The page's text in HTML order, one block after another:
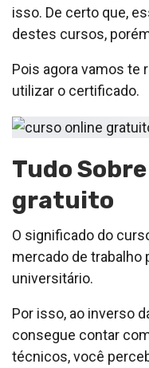
isso. De certo que,
destes cursos,
Pois agora vamos te
utilizar o certificado.
Tudo
gratuito
O significado do
mercado de trabalho
universitário.
Por isso, ao inverso
consegue contar
técnicos, você